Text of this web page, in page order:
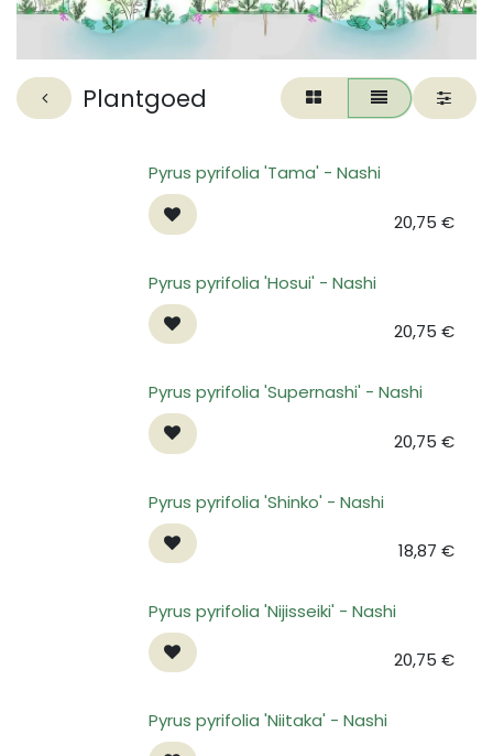
Plantgoed
Pyrus pyrifolia 'Tama' - Nashi
20,75 €
Pyrus pyrifolia 'Hosui' - Nashi
20,75 €
Pyrus pyrifolia 'Supernashi' - Nashi
20,75 €
Pyrus pyrifolia 'Shinko' - Nashi
18,87 €
Pyrus pyrifolia 'Nijisseiki' - Nashi
20,75 €
Pyrus pyrifolia 'Niitaka' - Nashi